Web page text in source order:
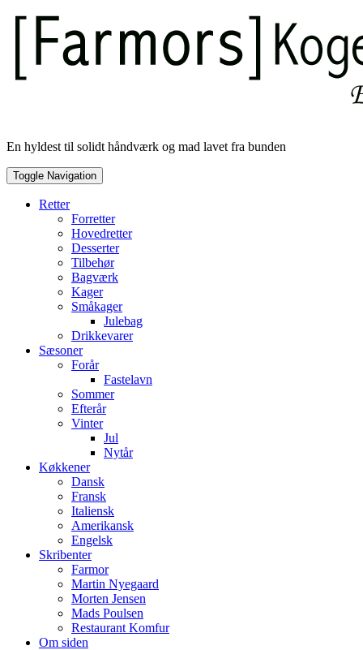
Skip
content
En hyldest til solidt håndværk og mad lavet fra bunden
Toggle Navigation
Retter
Forretter
Hovedretter
Desserter
Tilbehør
Bagværk
Kager
Småkager
Julebag
Drikkevarer
Sæsoner
Forår
Fastelavn
Sommer
Efterår
Vinter
Jul
Nytår
Køkkener
Dansk
Fransk
Italiensk
Amerikansk
Engelsk
Skribenter
Farmor
Martin Nyegaard
Morten Jensen
Mads Poulsen
Restaurant Komfur
Om siden